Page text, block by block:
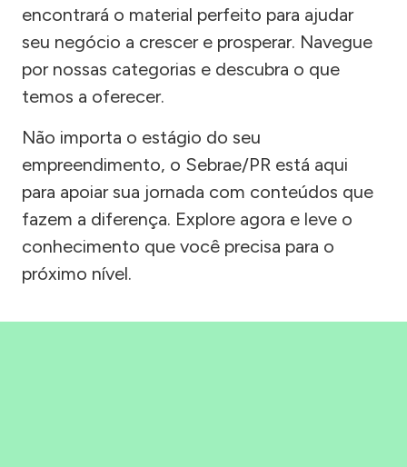
encontrará o material perfeito para ajudar
seu negócio a crescer e prosperar. Navegue
por nossas categorias e descubra o que
temos a oferecer.
Não importa o estágio do seu
empreendimento, o Sebrae/PR está aqui
para apoiar sua jornada com conteúdos que
fazem a diferença. Explore agora e leve o
conhecimento que você precisa para o
próximo nível.